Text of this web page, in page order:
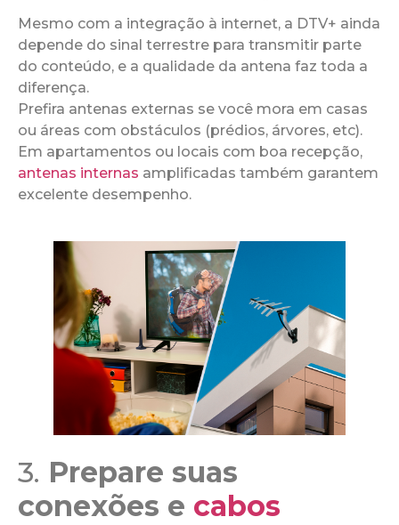
Mesmo com a integração à internet, a DTV+ ainda
depende do sinal terrestre para transmitir parte
do conteúdo, e a qualidade da antena faz toda a
diferença.
Prefira antenas externas se você mora em casas
ou áreas com obstáculos (prédios, árvores, etc).
Em apartamentos ou locais com boa recepção,
antenas internas amplificadas também garantem
excelente desempenho.
3. Prepare suas
conexões e cabos